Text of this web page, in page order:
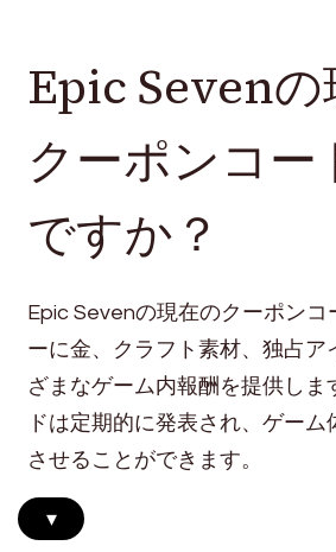
Epic Sevenの
クーポンコー
ですか？
Epic Sevenの現在のクーポンコ
ーに金、クラフト素材、独占ア
ざまなゲーム内報酬を提供しま
ドは定期的に発表され、ゲー
させることができます。
▾